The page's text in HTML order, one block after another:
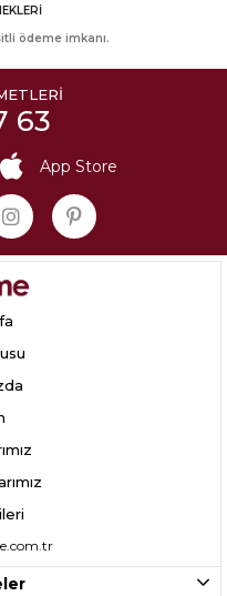
ödeme imkanı.
63
App Store